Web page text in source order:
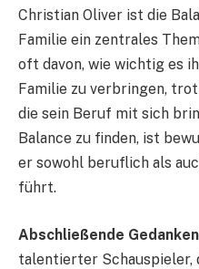
Christian Oliver ist die
Familie ein zentrales
oft davon, wie wichtig es
Familie zu verbringen,
die sein Beruf mit sich
Balance zu finden, ist
er sowohl beruflich als
führt.
Abschließende
talentierter Schauspieler,